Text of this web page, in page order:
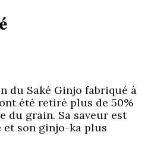
du Saké Ginjo fabriqué à
été retiré plus de 50%
du grain. Sa saveur est
et son ginjo-ka plus